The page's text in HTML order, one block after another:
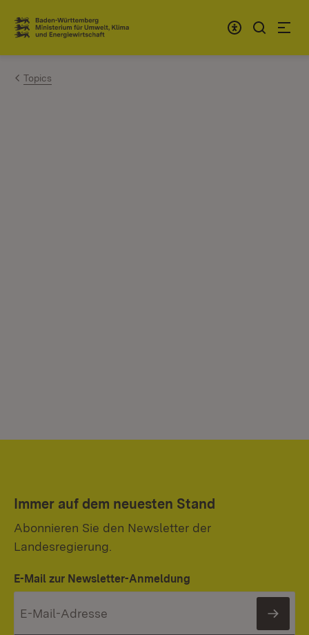
Zum Inhalt springen
Link zur Startseite
Topics
Immer auf dem neuesten Stand
Abonnieren Sie den Newsletter der
Landesregierung.
E-Mail zur Newsletter-Anmeldung